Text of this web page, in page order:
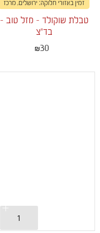
זמין באזורי חלוקה: ירושלים, מרכז
טבלת שוקולד - מזל טוב -
בד"צ
₪30